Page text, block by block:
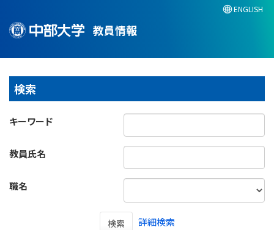
教員情報
ENGLISH
検索
キーワード
教員氏名
職名
検索
詳細検索